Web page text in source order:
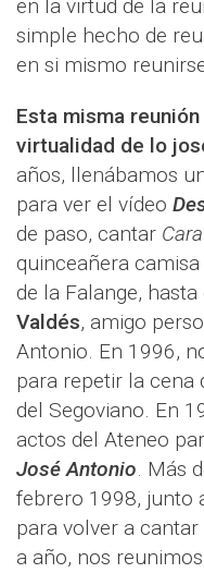
en la virtud de la
simple hecho de
en si mismo
Esta misma
virtualidad de lo
años, llenábamos
para ver el vídeo
de paso, cantar
quinceañera
de la Falange,
Valdés, amigo
Antonio. En 1996,
para repetir la cena
del Segoviano. En
actos del Ateneo
José Antonio. Más
febrero 1998, junto
para volver a cantar
a año, nos